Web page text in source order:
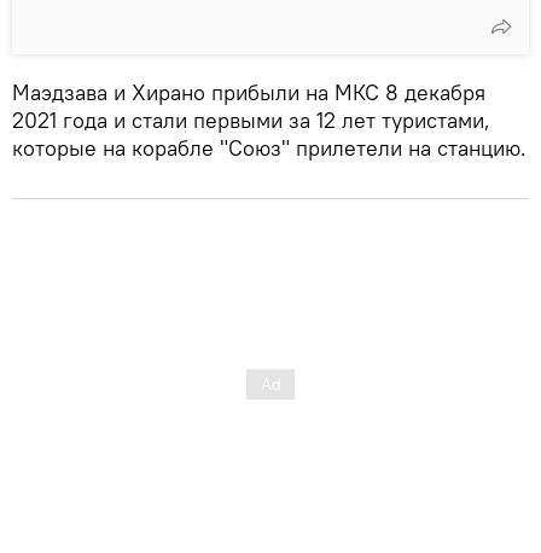
Маэдзава и Хирано прибыли на МКС 8 декабря
2021 года и стали первыми за 12 лет туристами,
которые на корабле "Союз" прилетели на станцию.